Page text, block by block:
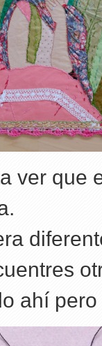
ver que
ahí